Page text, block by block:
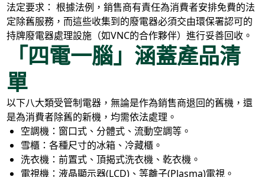
法定要求： 根據法例，銷售商有責任為消費者安排免費的法
定除舊服務，而這些收集到的廢電器必須交由環保署認可的
持牌廢電器處理設施（如VNC的合作夥伴）進行妥善回收。
「四電一腦」涵蓋產品清
單
以下八大類受管制電器，無論是作為銷售商退回的舊機，還
是為消費者除舊的新機，均需依法處理。
空調機：窗口式、分體式、流動空調等。
雪櫃：各種尺寸的冰箱、冷藏櫃。
洗衣機：前置式、頂揭式洗衣機、乾衣機。
電視機：液晶顯示器(LCD)、等離子(Plasma)電視。